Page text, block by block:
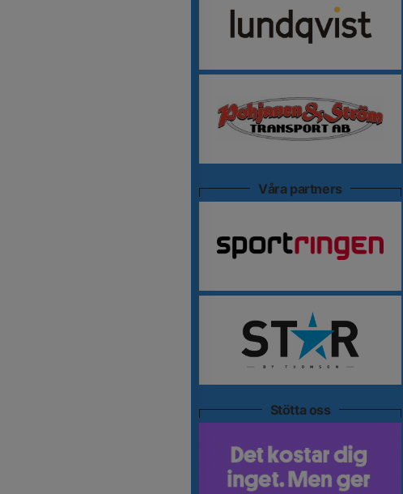
Våra partners
Stötta oss